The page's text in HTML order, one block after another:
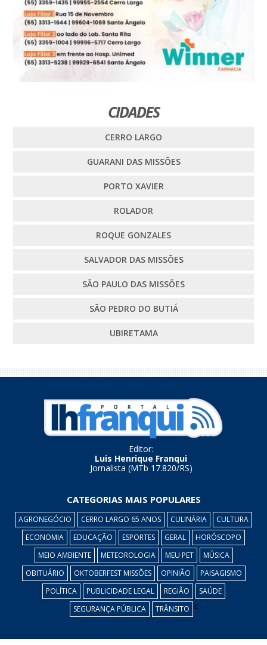
CIDADES
CERRO LARGO
GUARANI DAS MISSÕES
PORTO XAVIER
ROLADOR
ROQUE GONZALES
SALVADOR DAS MISSÕES
SÃO PAULO DAS MISSÕES
SÃO PEDRO DO BUTIÁ
UBIRETAMA
Editor:
Luis Henrique Franqui
Jornalista (MTb 17.820/RS)
CATEGORIAS MAIS POPULARES
AGRONEGÓCIO CERRO LARGO 65 ANOS CULINÁRIA
CULTURA
ECONOMIA
EDUCAÇÃO ESPORTES GERAL
HORÓSCOPO
MEIO AMBIENTE
METEOROLOGIA MEU PET
MÚSICA
OBITUÁRIO
OKTOBERFEST MISSÕES OPINIÃO
PAISAGISMO
POLÍTICA
PUBLICIDADE LEGAL REGIÃO
SAÚDE
SEGURANÇA PÚBLICA
TRÂNSITO c